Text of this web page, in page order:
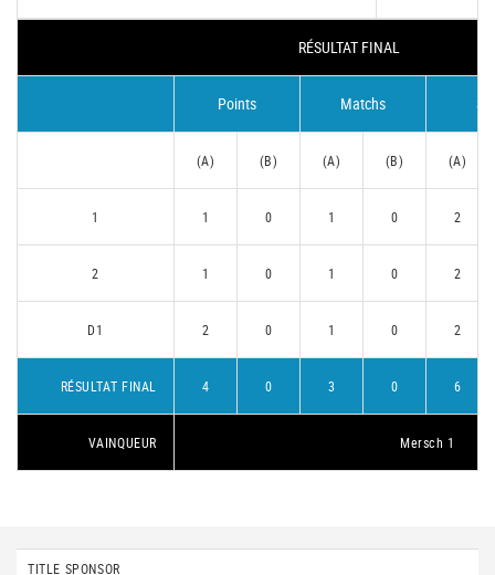
RÉSULTAT FINAL
Points Matchs
(A) (B) (A) (B) (A)
1 1 0 1 0 2
2 1 0 1 0 2
D1 2 0 1 0 2
RÉSULTAT FINAL 4 0 3 0 6
VAINQUEUR Mersch 1
TITLE SPONSOR